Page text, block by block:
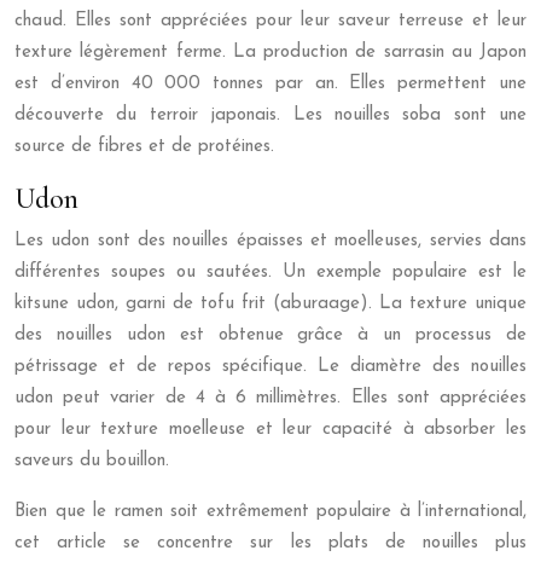
chaud. Elles sont appréciées pour leur saveur terreuse et leur
texture légèrement ferme. La production de sarrasin au Japon
est d’environ 40 000 tonnes par an. Elles permettent une
découverte du terroir japonais. Les nouilles soba sont une
source de fibres et de protéines.
Udon
Les udon sont des nouilles épaisses et moelleuses, servies dans
différentes soupes ou sautées. Un exemple populaire est le
kitsune udon, garni de tofu frit (aburaage). La texture unique
des nouilles udon est obtenue grâce à un processus de
pétrissage et de repos spécifique. Le diamètre des nouilles
udon peut varier de 4 à 6 millimètres. Elles sont appréciées
pour leur texture moelleuse et leur capacité à absorber les
saveurs du bouillon.
Bien que le ramen soit extrêmement populaire à l’international,
cet article se concentre sur les plats de nouilles plus